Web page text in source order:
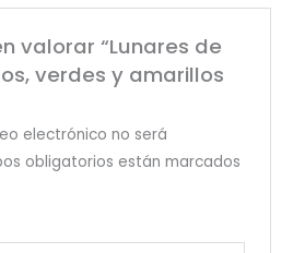
valorar “Lunares de
verdes y amarillos
electrónico no será
obligatorios están marcados